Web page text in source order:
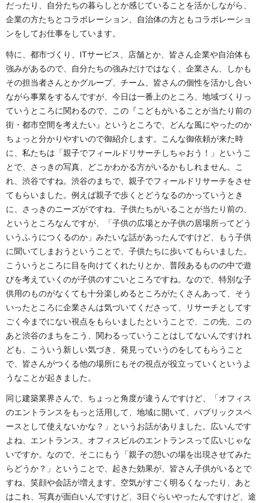
だったり、自分たちの暮らしとか感じていることを活かしながら、
企業の方たちとコラボレーション、自治体の方ともコラボレーショ
ンをしてお仕事をしています。
特に、都市づくり、ITサービス、店舗とか、皆さん企業や自治体も
強みがあるので、自分たちの強みだけではなく、企業さん、しかも
その担当者さんとかグループ、チーム、皆さんの個性を活かし合い
ながら事業をするんですが、今日は一番上のところ、地域づくりっ
ていうところに関わるので、この『こどもがいることが当たり前の
街 ・都市空間を考えたい』というところで、どんな風にやったのか
ちょっと分かりやすいので御紹介します。こんな御依頼が来た時
に、私たちは「親子でフィールドリサーチしちゃおう！」というこ
とで、さっきの写真、どこかわかる方がいるかもしれません。こ
れ、渋谷ですね。渋谷のまちで、親子でフィールドリサーチをさせ
てもらいました。例えば親子で歩くとどうなるのかっていうとき
に、さっきのニーズがですね、子供たちがいることが当たり前の、
というところなんですが、「子供の広場とか子供の居場所ってどう
いうふうにつくるのか」みたいな話があったんですけど、もう子供
に聞いてしまおうということで、子供たちに歩いてもらいました。
こういうところに目を向けてくれたりとか、普段あるものの中で遊
びを考えていくのが子供のすごいところですね。なので、特別な子
供用のものがなくても十分楽しめるところがたくさんあって、そう
いったところに企業さんは気づいてくださって、リサーチとしてす
ごく今までにない視点をもらいましたということで、この先、この
あと渋谷のまちをこう、関わるっていうことはしてないんですけれ
ども、こういう新しい気づき、発見っていうのをしてもらうこと
で、皆さんがつくる他の場所にもその視点が役立っていくというよ
うなことが起きました。
同じ建築業界さんで、ちょっと角度が違うんですけど、「オフィス
のエントランスをもっと活用して、地域に開いて、パブリックスペ
ースとして使えないかな？」というお話がありました。広いんです
よね、エントランス。オフィスビルのエントランスって広いじゃな
いですか。なので、そこにもう「親子の憩いの場を出現させてみた
らどうか？」ということで、起きた効果が、皆さん子供がいるとで
すね、笑顔や会話が増えます。空気がすごく明るくなったり、あと
はこれ、写真が面白いんですけど、3日ぐらいやったんですけど、途